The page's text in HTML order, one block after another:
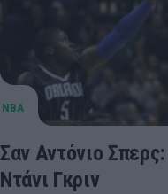
Σαν Αντόνιο
Ντάνι Γκριν